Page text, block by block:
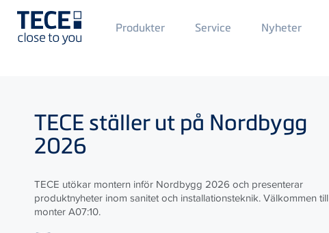
Main
Menü
Produkter Service Nyheter
TECE ställer ut på Nordbygg
2026
TECE utökar montern inför Nordbygg 2026 och presenterar
produktnyheter inom sanitet och installationsteknik. Välkommen till
monter A07:10.